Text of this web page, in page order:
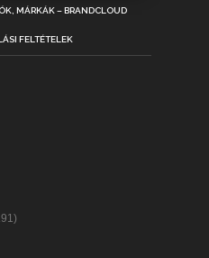
MÁRKÁK – BRANDCLOUD
FELTÉTELEK